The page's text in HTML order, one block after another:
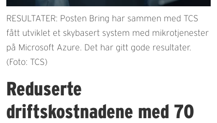
RESULTATER: Posten Bring har sammen med TCS
fått utviklet et skybasert system med mikrotjenester
på Microsoft Azure. Det har gitt gode resultater.
(Foto: TCS)
Reduserte
driftskostnadene med 70